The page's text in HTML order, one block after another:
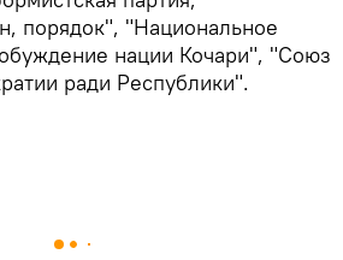
порядок", "Национальное
нации Кочари", "Союз
ради Республики".